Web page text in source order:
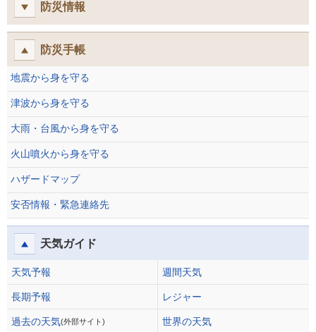
防災情報
防災手帳
地震から身を守る
津波から身を守る
大雨・台風から身を守る
火山噴火から身を守る
ハザードマップ
安否情報・緊急連絡先
天気ガイド
天気予報 週間天気
長期予報 レジャー
過去の天気(外部サイト)
世界の天気